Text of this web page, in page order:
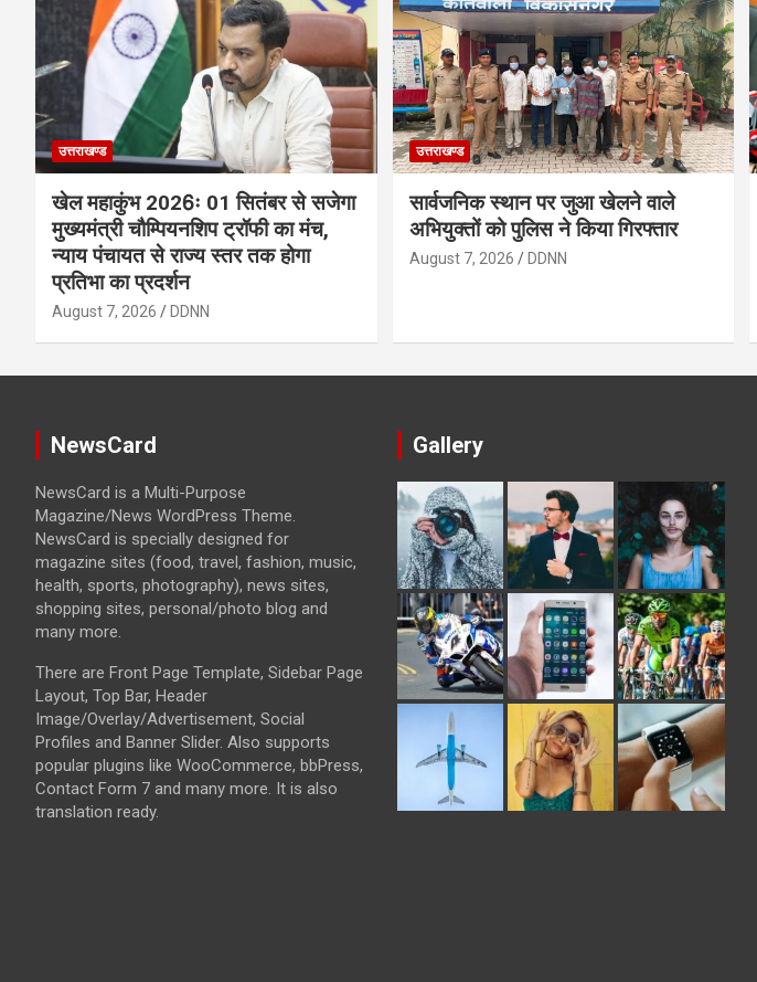
उत्तराखण्ड
खेल महाकुंभ 2026ः 01 सितंबर से सजेगा
मुख्यमंत्री चौम्पियनशिप ट्रॉफी का मंच,
न्याय पंचायत से राज्य स्तर तक होगा
प्रतिभा का प्रदर्शन
August 7, 2026 DDNN
उत्तराखण्ड
सार्वजनिक स्थान पर जुआ खेलने वाले
अभियुक्तों को पुलिस ने किया गिरफ्तार
August 7, 2026 DDNN
NewsCard
NewsCard is a Multi-Purpose
Magazine/News WordPress Theme.
NewsCard is specially designed for
magazine sites (food, travel, fashion, music,
health, sports, photography), news sites,
shopping sites, personal/photo blog and
many more.
There are Front Page Template, Sidebar Page
Layout, Top Bar, Header
Image/Overlay/Advertisement, Social
Profiles and Banner Slider. Also supports
popular plugins like WooCommerce, bbPress,
Contact Form 7 and many more. It is also
translation ready.
Gallery